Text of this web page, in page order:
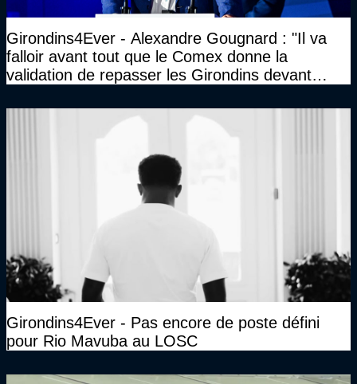
Girondins4Ever - Alexandre Gougnard : "Il va
falloir avant tout que le Comex donne la
validation de repasser les Girondins devant
Girondins4Ever - Pas encore de poste défini
pour Rio Mavuba au LOSC